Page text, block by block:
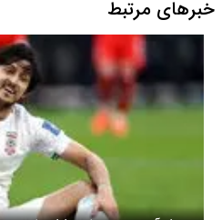
خبرهای مرتبط